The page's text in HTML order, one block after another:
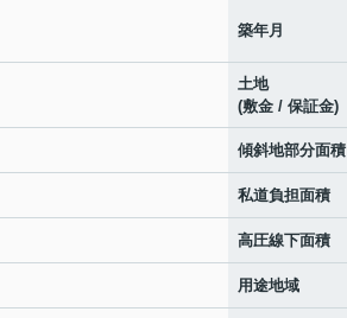
築年月
土地
(敷金 / 保証金)
傾斜地部分面積
私道負担面積
高圧線下面積
用途地域